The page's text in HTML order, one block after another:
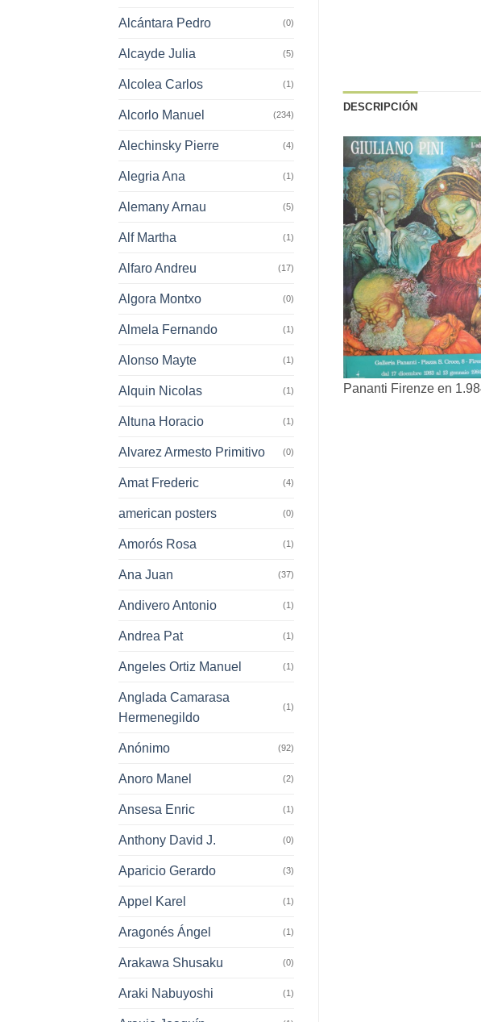
Alcántara Pedro (0)
Alcayde Julia (5)
Alcolea Carlos (1)
Alcorlo Manuel (234)
Alechinsky Pierre (4)
Alegria Ana (1)
Alemany Arnau (5)
Alf Martha (1)
Alfaro Andreu (17)
Algora Montxo (0)
Almela Fernando (1)
Alonso Mayte (1)
Alquin Nicolas (1)
Altuna Horacio (1)
Alvarez Armesto Primitivo (0)
Amat Frederic (4)
american posters (0)
Amorós Rosa (1)
Ana Juan (37)
Andivero Antonio (1)
Andrea Pat (1)
Angeles Ortiz Manuel (1)
Anglada Camarasa
Hermenegildo
(1)
Anónimo (92)
Anoro Manel (2)
Ansesa Enric (1)
Anthony David J. (0)
Aparicio Gerardo (3)
Appel Karel (1)
Aragonés Ángel (1)
Arakawa Shusaku (0)
Araki Nabuyoshi (1)
DESCRIPCIÓN
Pananti Firenze en